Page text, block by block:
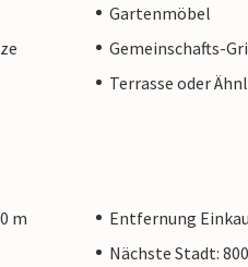
Gartenmöbel
Gemeinschafts-
Terrasse oder
m
Entfernung
Nächste Stadt: